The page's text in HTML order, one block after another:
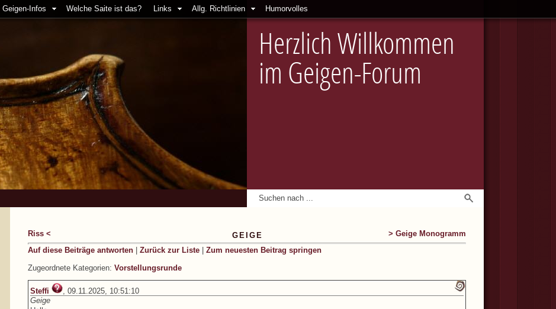
Geigen-Infos Welche Saite ist das? Links Allg. Richtlinien Humorvolles
Herzlich Willkommen
im Geigen-Forum
Riss < GEIGE
> Geige Monogramm
Auf diese Beiträge antworten
Zurück zur Liste
Zum neuesten Beitrag springen
Zugeordnete Kategorien: Vorstellungsrunde
Steffi
, 09.11.2025, 10:51:10
Geige